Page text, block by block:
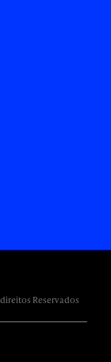
Reservados